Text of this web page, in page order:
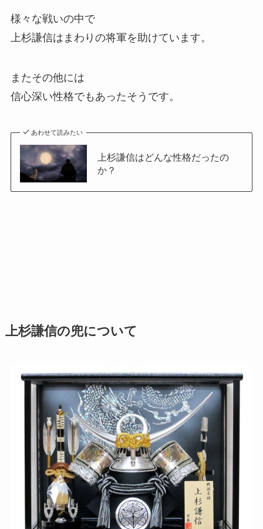
様々な戦いの中で
上杉謙信はまわりの将軍を助けています。
またその他には
信心深い性格でもあったそうです。
あわせて読みたい
上杉謙信はどんな性格だったの
か？
上杉謙信の兜について